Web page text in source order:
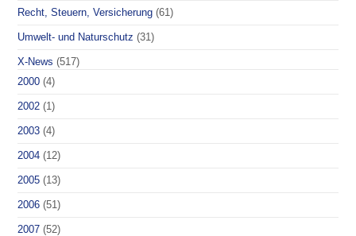
Recht, Steuern, Versicherung (61)
Umwelt- und Naturschutz (31)
X-News (517)
2000 (4)
2002 (1)
2003 (4)
2004 (12)
2005 (13)
2006 (51)
2007 (52)